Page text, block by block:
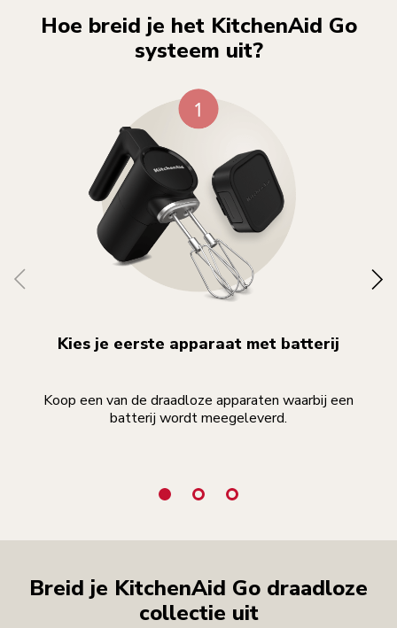
Hoe breid je het KitchenAid Go
systeem uit?
Kies je eerste apparaat met batterij
Koop een van de draadloze apparaten waarbij een
batterij wordt meegeleverd.
Breid je KitchenAid Go draadloze
collectie uit